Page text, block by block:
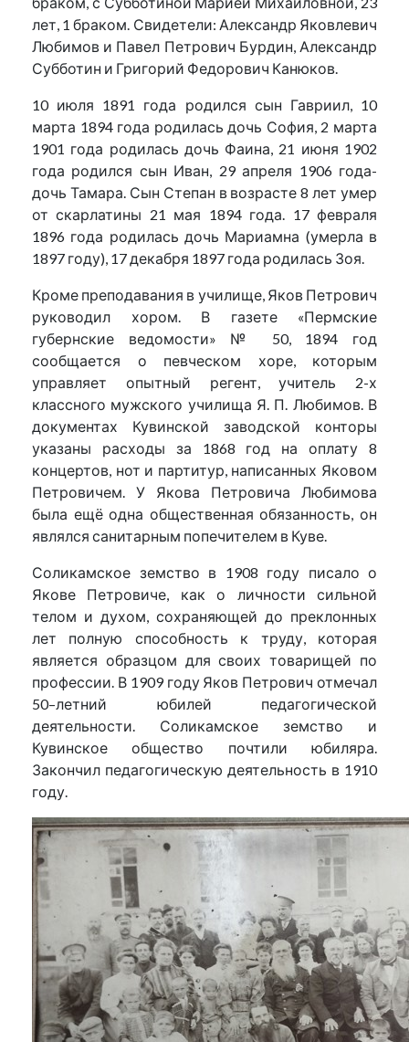
лет, 1 браком. Свидетели: Александр Яковлевич
Любимов и Павел Петрович Бурдин, Александр
Субботин и Григорий Федорович Канюков.
10 июля 1891 года родился сын Гавриил, 10
марта 1894 года родилась дочь София, 2 марта
1901 года родилась дочь Фаина, 21 июня 1902
года родился сын Иван, 29 апреля 1906 года-
дочь Тамара. Сын Степан в возрасте 8 лет умер
от скарлатины 21 мая 1894 года. 17 февраля
1896 года родилась дочь Мариамна (умерла в
1897 году), 17 декабря 1897 года родилась Зоя.
Кроме преподавания в училище, Яков Петрович
руководил хором. В газете «Пермские
губернские ведомости» № 50, 1894 год
сообщается о певческом хоре, которым
управляет опытный регент, учитель 2-х
классного мужского училища Я. П. Любимов. В
документах Кувинской заводской конторы
указаны расходы за 1868 год на оплату 8
концертов, нот и партитур, написанных Яковом
Петровичем. У Якова Петровича Любимова
была ещё одна общественная обязанность, он
являлся санитарным попечителем в Куве.
Соликамское земство в 1908 году писало о
Якове Петровиче, как о личности сильной
телом и духом, сохраняющей до преклонных
лет полную способность к труду, которая
является образцом для своих товарищей по
профессии. В 1909 году Яков Петрович отмечал
50–летний юбилей педагогической
деятельности. Соликамское земство и
Кувинское общество почтили юбиляра.
Закончил педагогическую деятельность в 1910
году.